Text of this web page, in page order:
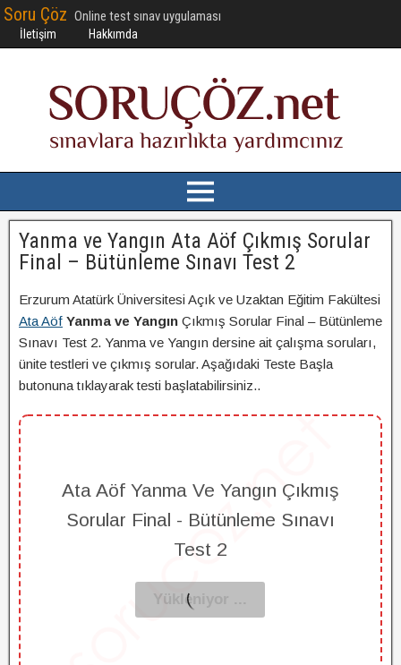
Soru Çöz Online test sınav uygulaması
İletişim Hakkımda
Yanma ve Yangın Ata Aöf Çıkmış Sorular
Final – Bütünleme Sınavı Test 2
Erzurum Atatürk Üniversitesi Açık ve Uzaktan Eğitim Fakültesi
Ata Aöf Yanma ve Yangın Çıkmış Sorular Final – Bütünleme
Sınavı Test 2. Yanma ve Yangın dersine ait çalışma soruları,
ünite testleri ve çıkmış sorular. Aşağıdaki Teste Başla
butonuna tıklayarak testi başlatabilirsiniz..
Ata Aöf Yanma Ve Yangın Çıkmış
Sorular Final - Bütünleme Sınavı
Test 2